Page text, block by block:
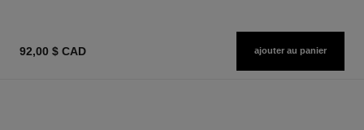
92,00 $ CAD ajouter au panier